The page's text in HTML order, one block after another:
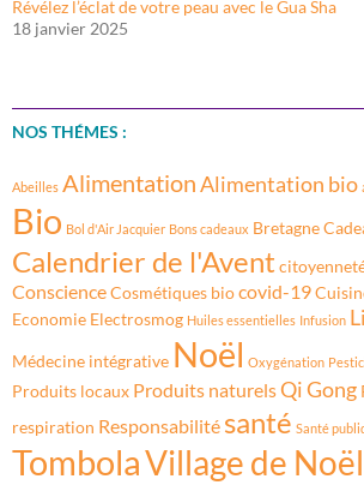
Révélez l’éclat de votre peau avec le Gua Sha
18 janvier 2025
NOS THÉMES :
Abeilles AlimentationAlimentation bio
Bio Bol d'Air Jacquier Bons cadeaux Bretagne
Calendrier de l'Avent
ConscienceCosmétiques biocovid-19
Economie Electrosmog Huiles essentielles Infusion
Médecine intégrative Noël Oxygénation
Produits locaux Produits naturelsQi Gong
respiration Responsabilité santé Santé
TombolaVillage de Noël